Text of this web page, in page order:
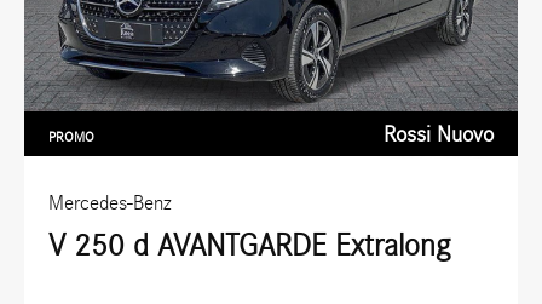
Mercedes-Benz
V 250 d AVANTGARDE Extralong
PROMO Rossi Nuovo